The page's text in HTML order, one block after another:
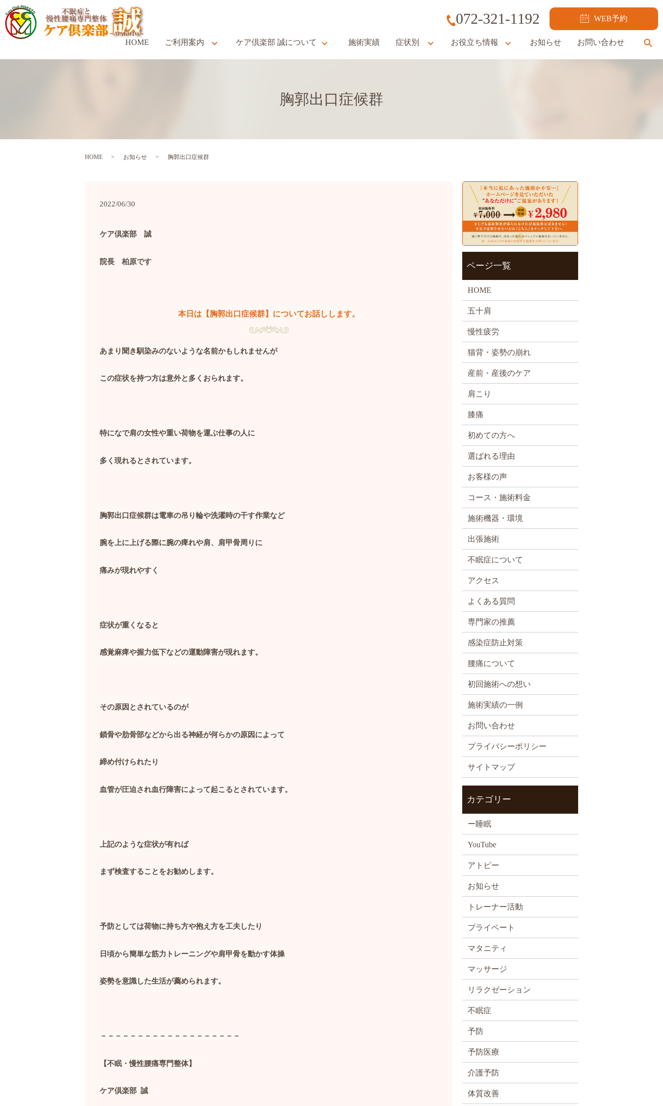
072-321-1192 WEB予約
HOME ご利用案内 ケア倶楽部 誠について 施術実績 症状別 お役立ち情報 お知らせ お問い合わせ
胸郭出口症候群
HOME お知らせ 胸郭出口症候群
2022/06/30
ケア倶楽部 誠
院長 柏原です
本日は【胸郭出口症候群】についてお話しします。
あまり聞き馴染みのないような名前かもしれませんが
この症状を持つ方は意外と多くおられます。
特になで肩の女性や重い荷物を運ぶ仕事の人に
多く現れるとされています。
胸郭出口症候群は電車の吊り輪や洗濯時の干す作業など
腕を上に上げる際に腕の痺れや肩、肩甲骨周りに
痛みが現れやすく
症状が重くなると
感覚麻痺や握力低下などの運動障害が現れます。
その原因とされているのが
鎖骨や肋骨部などから出る神経が何らかの原因によって
締め付けられたり
血管が圧迫され血行障害によって起こるとされています。
上記のような症状が有れば
まず検査することをお勧めします。
予防としては荷物に持ち方や抱え方を工夫したり
日頃から簡単な筋力トレーニングや肩甲骨を動かす体操
姿勢を意識した生活が薦められます。
－－－－－－－－－－－－－－－－－－－
【不眠・慢性腰痛専門整体】
ケア倶楽部 誠
ページ一覧
HOME
五十肩
慢性疲労
猫背・姿勢の崩れ
産前・産後のケア
肩こり
膝痛
初めての方へ
選ばれる理由
お客様の声
コース・施術料金
施術機器・環境
出張施術
不眠症について
アクセス
よくある質問
専門家の推薦
感染症防止対策
腰痛について
初回施術への想い
施術実績の一例
お問い合わせ
プライバシーポリシー
サイトマップ
カテゴリー
ー睡眠
YouTube
アトピー
お知らせ
トレーナー活動
プライベート
マタニティ
マッサージ
リラクゼーション
不眠症
予防
予防医療
介護予防
体質改善